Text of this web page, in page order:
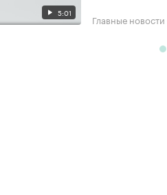
5:01 Главные новости